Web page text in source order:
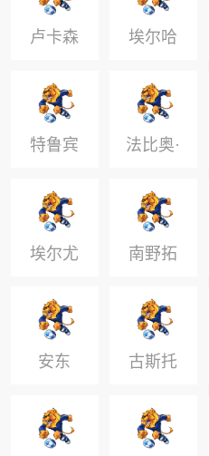
卢卡森 埃尔哈
吉
特鲁宾 法比奥·
席尔瓦
埃尔尤
努西
南野拓
实
安东 古斯托